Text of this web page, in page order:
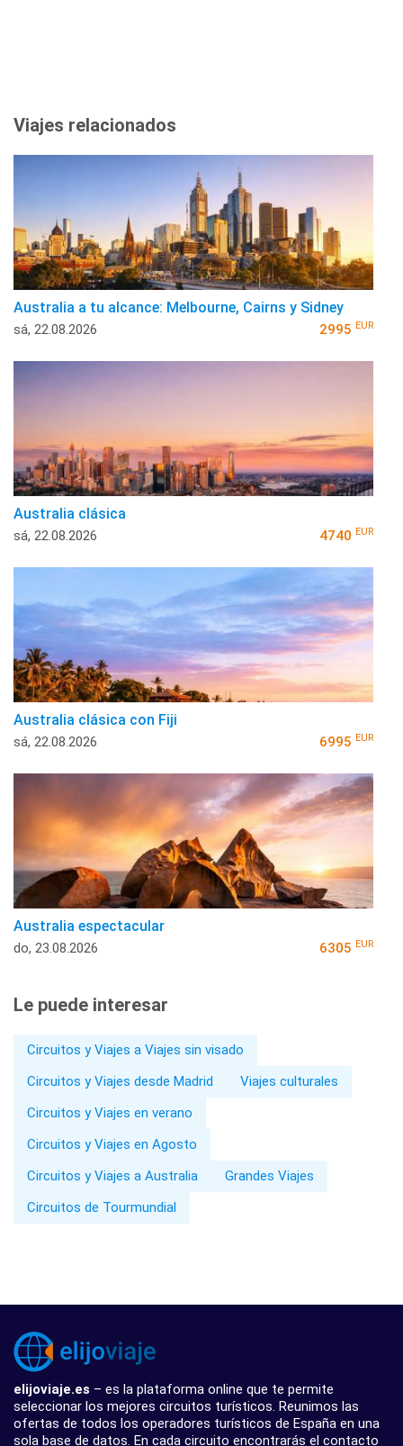
Viajes relacionados
Australia a tu alcance: Melbourne, Cairns y Sidney
sá, 22.08.2026 2995 EUR
Australia clásica
sá, 22.08.2026 4740 EUR
Australia clásica con Fiji
sá, 22.08.2026 6995 EUR
Australia espectacular
do, 23.08.2026 6305 EUR
Le puede interesar
Circuitos y Viajes a Viajes sin visado
Circuitos y Viajes desde Madrid
Viajes culturales
Circuitos y Viajes en verano
Circuitos y Viajes en Agosto
Circuitos y Viajes a Australia
Grandes Viajes
Circuitos de Tourmundial
elijoviaje.es – es la plataforma online que te permite
seleccionar los mejores circuitos turísticos. Reunimos las
ofertas de todos los operadores turísticos de España en una
sola base de datos. En cada circuito encontrarás el contacto